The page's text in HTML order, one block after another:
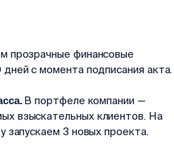
прозрачные финансовые
с момента подписания акта.
В портфеле компании —
взыскательных клиентов. На
запускаем 3 новых проекта.